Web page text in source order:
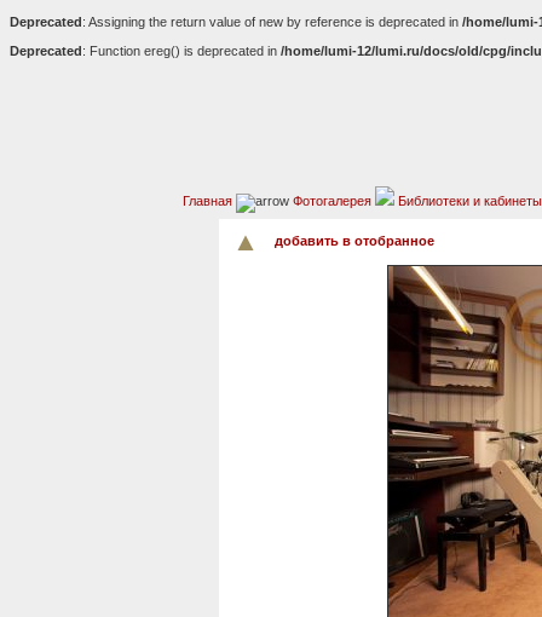
Deprecated: Assigning the return value of new by reference is deprecated in /home/lumi-
Deprecated: Function ereg() is deprecated in /home/lumi-12/lumi.ru/docs/old/cpg/
Главная Фотогалерея Библиотеки и кабинеты
добавить в отобранное